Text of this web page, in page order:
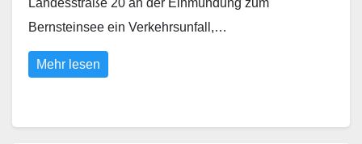
Landesstraße 20 an der Einmündung zum
Bernsteinsee ein Verkehrsunfall,…
Mehr lesen